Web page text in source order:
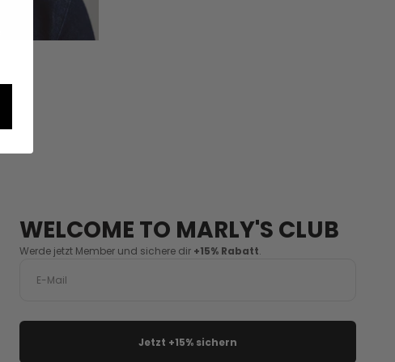
WELCOME TO MARLY'S CLUB
Werde jetzt Member und sichere dir +15% Rabatt.
Jetzt +15% sichern